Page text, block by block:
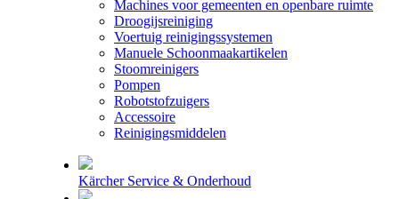
Machines voor gemeenten en openbare ruimte
Droogijsreiniging
Voertuig reinigingssystemen
Manuele Schoonmaakartikelen
Stoomreinigers
Pompen
Robotstofzuigers
Accessoire
Reinigingsmiddelen
Kärcher Service & Onderhoud